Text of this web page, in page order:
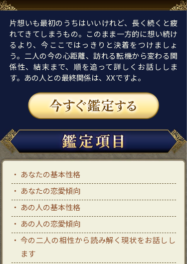
片想いも最初のうちはいいけれど、長く続くと疲
れてきてしまうもの。このまま一方的に想い続け
るより、今ここではっきりと決着をつけましょ
う。二人の今の心距離、訪れる転機から変わる関
係性、結末まで、順を追って詳しくお話ししま
す。あの人との最終関係は、XXですよ。
あなたの基本性格
あなたの恋愛傾向
あの人の基本性格
あの人の恋愛傾向
今の二人の相性から読み解く現状をお話しし
ます